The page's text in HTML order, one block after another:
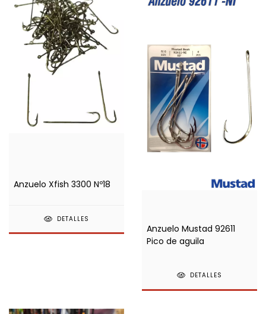
Anzuelo Xfish 3300 Nº18
DETALLES
Anzuelo Mustad 92611
Pico de aguila
DETALLES